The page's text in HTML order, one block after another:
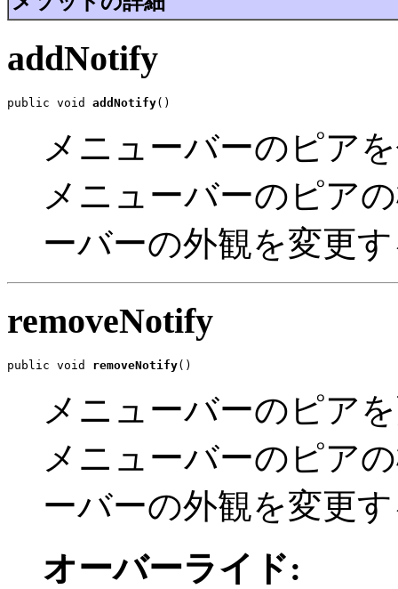
addNotify
public void addNotify()
メニューバーのピア
メニューバーのピア
ーバーの外観を変更
removeNotify
public void removeNotify()
メニューバーのピア
メニューバーのピア
ーバーの外観を変更
オーバーライド: